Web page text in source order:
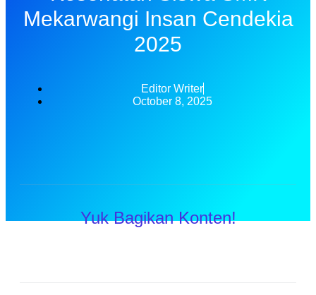
Mekarwangi Insan Cendekia
2025
Editor Writer
October 8, 2025
Yuk Bagikan Konten!